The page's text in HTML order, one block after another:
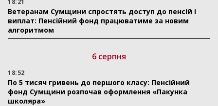
18:21
Ветеранам Сумщини спростять доступ до пенсій і
виплат: Пенсійний фонд працюватиме за новим
алгоритмом
6 серпня
18:52
По 5 тисяч гривень до першого класу: Пенсійний
фонд Сумщини розпочав оформлення «Пакунка
школяра»